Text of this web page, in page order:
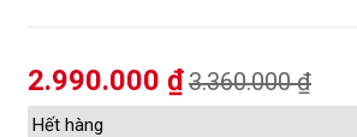
2.990.000 ₫3.360.000₫
Hết hàng